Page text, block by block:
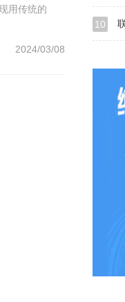
用传统的
2024/03/08
10